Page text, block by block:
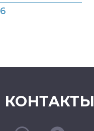
6
КОНТАКТЫ